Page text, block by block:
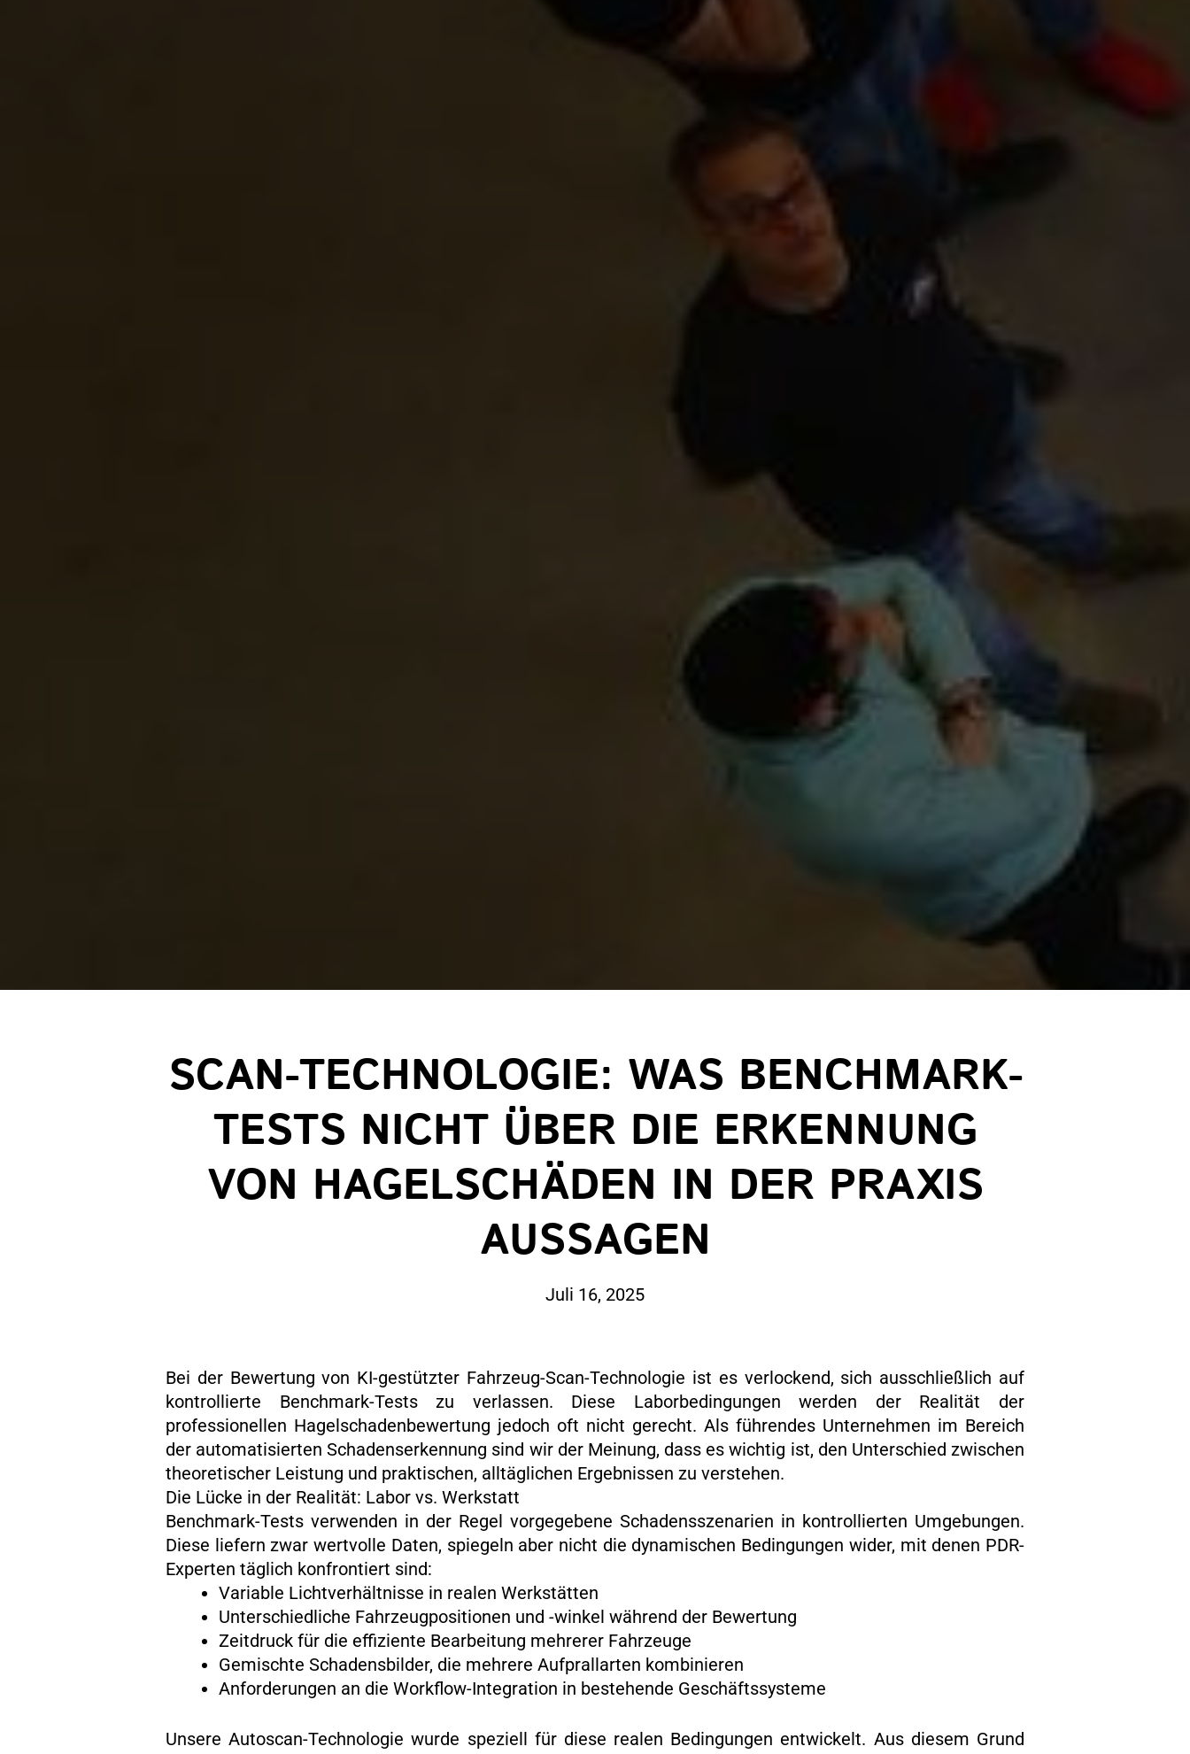
SCAN-TECHNOLOGIE: WAS BENCHMARK-
TESTS NICHT ÜBER DIE ERKENNUNG
VON HAGELSCHÄDEN IN DER PRAXIS
AUSSAGEN
Juli 16, 2025
Bei der Bewertung von KI-gestützter Fahrzeug-Scan-Technologie ist es verlockend, sich ausschließlich auf
kontrollierte Benchmark-Tests zu verlassen. Diese Laborbedingungen werden der Realität der
professionellen Hagelschadenbewertung jedoch oft nicht gerecht. Als führendes Unternehmen im Bereich
der automatisierten Schadenserkennung sind wir der Meinung, dass es wichtig ist, den Unterschied zwischen
theoretischer Leistung und praktischen, alltäglichen Ergebnissen zu verstehen.
Die Lücke in der Realität: Labor vs. Werkstatt
Benchmark-Tests verwenden in der Regel vorgegebene Schadensszenarien in kontrollierten Umgebungen.
Diese liefern zwar wertvolle Daten, spiegeln aber nicht die dynamischen Bedingungen wider, mit denen PDR-
Experten täglich konfrontiert sind:
Variable Lichtverhältnisse in realen Werkstätten
Unterschiedliche Fahrzeugpositionen und -winkel während der Bewertung
Zeitdruck für die effiziente Bearbeitung mehrerer Fahrzeuge
Gemischte Schadensbilder, die mehrere Aufprallarten kombinieren
Anforderungen an die Workflow-Integration in bestehende Geschäftssysteme
Unsere Autoscan-Technologie wurde speziell für diese realen Bedingungen entwickelt. Aus diesem Grund